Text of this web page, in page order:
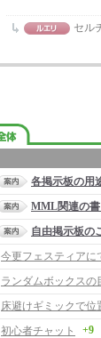
セル
各掲示板の用
MML関連の
自由掲示板の
今更フェスティアに
ランダムボックスの
床避けギミックで位
初心者チャット
+9